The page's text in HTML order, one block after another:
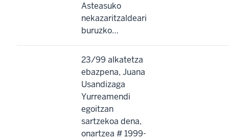
Asteasuko
nekazaritzaldeari
buruzko…
23/99 alkatetza
ebazpena, Juana
Usandizaga
Yurreamendi
egoitzan
sartzekoa dena,
onartzea # 1999-